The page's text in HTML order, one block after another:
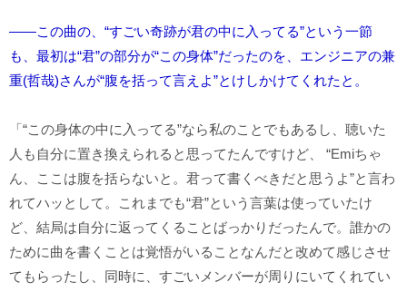
――この曲の、“すごい奇跡が君の中に入ってる”という一節
も、最初は“君”の部分が“この身体”だったのを、エンジニアの兼
重(哲哉)さんが“腹を括って言えよ”とけしかけてくれたと。
「“この身体の中に入ってる”なら私のことでもあるし、聴いた
人も自分に置き換えられると思ってたんですけど、 “Emiちゃ
ん、ここは腹を括らないと。君って書くべきだと思うよ”と言わ
れてハッとして。これまでも“君”という言葉は使っていたけ
ど、結局は自分に返ってくることばっかりだったんで。誰かの
ために曲を書くことは覚悟がいることなんだと改めて感じさせ
てもらったし、同時に、すごいメンバーが周りにいてくれてい